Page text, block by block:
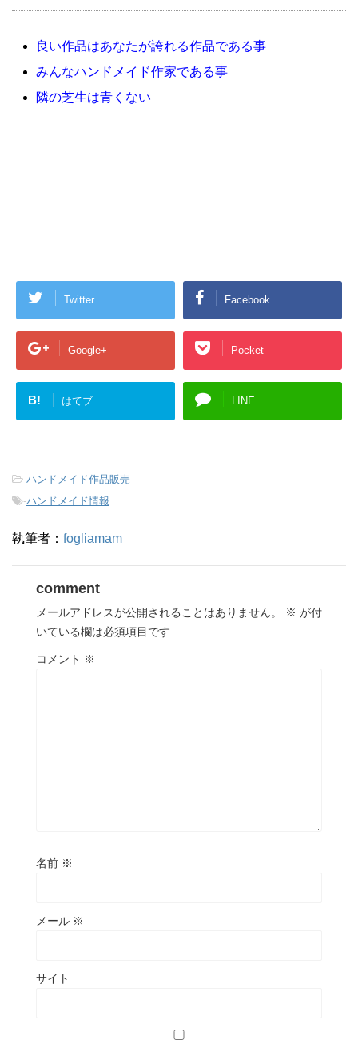
良い作品はあなたが誇れる作品である事
みんなハンドメイド作家である事
隣の芝生は青くない
Twitter Facebook
Google+ Pocket
B! はてブ LINE
-ハンドメイド作品販売
-ハンドメイド情報
執筆者： fogliamam
comment
メールアドレスが公開されることはありません。 ※ が付
いている欄は必須項目です
コメント ※
名前 ※
メール ※
サイト